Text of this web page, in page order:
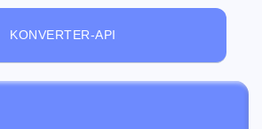
KONVERTER-API